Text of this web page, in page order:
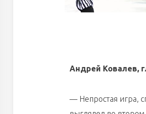
Андрей Ковалев,
— Непростая игра,